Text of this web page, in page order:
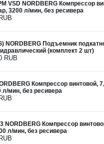
VSD NORDBERG Компрессор
3200 л/мин, без ресивера
NORDBERG Подъемник
(комплект 2 шт)
RUB
Компрессор винтовой,
л/мин, без ресивера
NORDBERG Компрессор
л/мин, без ресивера